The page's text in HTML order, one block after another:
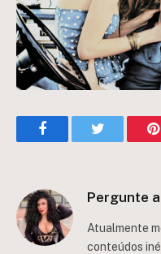
FacebookTwitter
Pergunte
Atualmente
conteúdos